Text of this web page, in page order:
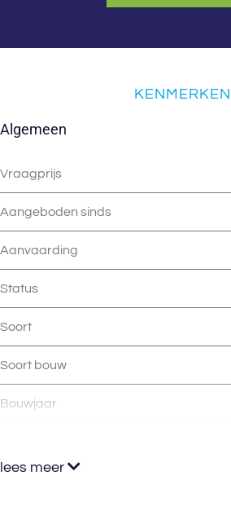
KENMERKEN
Algemeen
Vraagprijs
Aangeboden sinds
Aanvaarding
Status
Soort
Soort bouw
Bouwjaar
lees meer